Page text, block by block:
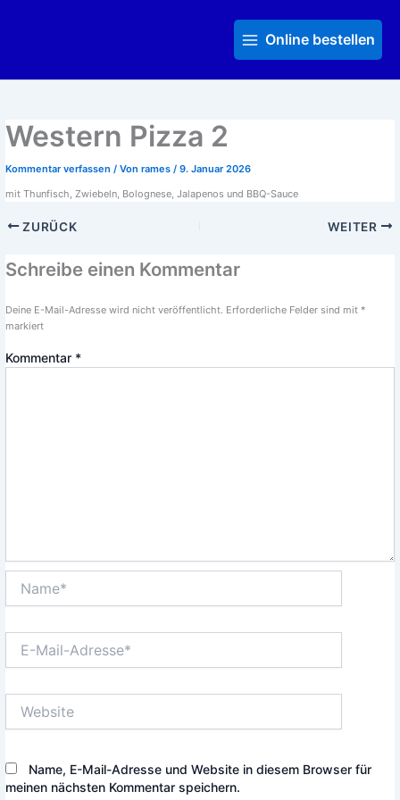
MenuOnline bestellen
Western Pizza 2
Kommentar verfassen / Von rames / 9. Januar 2026
mit Thunfisch, Zwiebeln, Bolognese, Jalapenos und BBQ-Sauce
ZURÜCK WEITER
Schreibe einen Kommentar
Deine E-Mail-Adresse wird nicht veröffentlicht. Erforderliche Felder sind mit *
markiert
Kommentar *
Mail-
Name, E-Mail-Adresse und Website in diesem Browser für
meinen nächsten Kommentar speichern.